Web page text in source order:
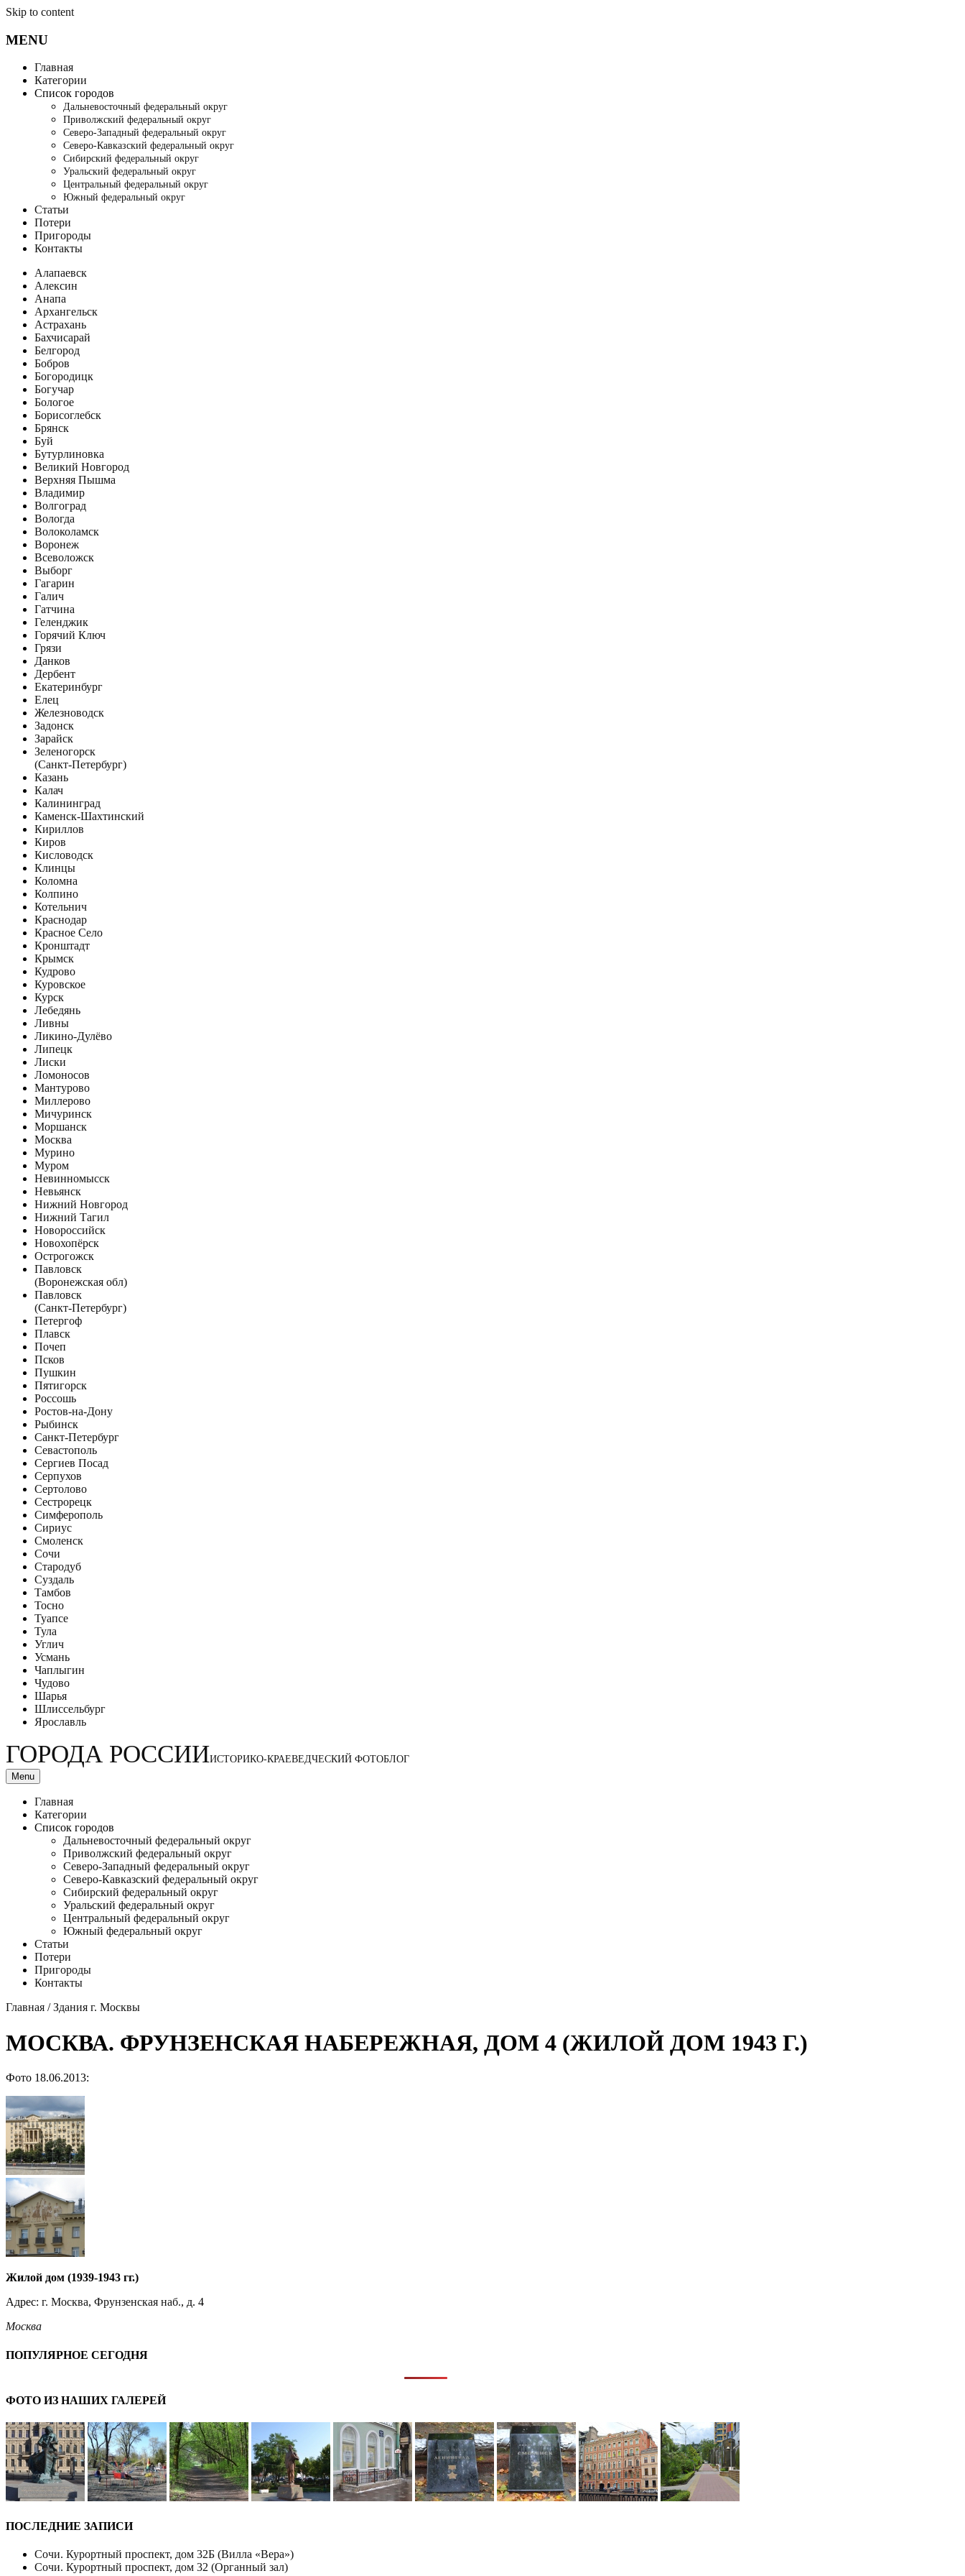
Skip to content
MENU
Главная
Категории
Список городов
Дальневосточный федеральный округ
Приволжский федеральный округ
Северо-Западный федеральный округ
Северо-Кавказский федеральный округ
Сибирский федеральный округ
Уральский федеральный округ
Центральный федеральный округ
Южный федеральный округ
Статьи
Потери
Пригороды
Контакты
Алапаевск
Алексин
Анапа
Архангельск
Астрахань
Бахчисарай
Белгород
Бобров
Богородицк
Богучар
Бологое
Борисоглебск
Брянск
Буй
Бутурлиновка
Великий Новгород
Верхняя Пышма
Владимир
Волгоград
Вологда
Волоколамск
Воронеж
Всеволожск
Выборг
Гагарин
Галич
Гатчина
Геленджик
Горячий Ключ
Грязи
Данков
Дербент
Екатеринбург
Елец
Железноводск
Задонск
Зарайск
Зеленогорск
(Санкт-Петербург)
Казань
Калач
Калининград
Каменск-Шахтинский
Кириллов
Киров
Кисловодск
Клинцы
Коломна
Колпино
Котельнич
Краснодар
Красное Село
Кронштадт
Крымск
Кудрово
Куровское
Курск
Лебедянь
Ливны
Ликино-Дулёво
Липецк
Лиски
Ломоносов
Мантурово
Миллерово
Мичуринск
Моршанск
Москва
Мурино
Муром
Невинномысск
Невьянск
Нижний Новгород
Нижний Тагил
Новороссийск
Новохопёрск
Острогожск
Павловск
(Воронежская обл)
Павловск
(Санкт-Петербург)
Петергоф
Плавск
Почеп
Псков
Пушкин
Пятигорск
Россошь
Ростов-на-Дону
Рыбинск
Санкт-Петербург
Севастополь
Сергиев Посад
Серпухов
Сертолово
Сестрорецк
Симферополь
Сириус
Смоленск
Сочи
Стародуб
Суздаль
Тамбов
Тосно
Туапсе
Тула
Углич
Усмань
Чаплыгин
Чудово
Шарья
Шлиссельбург
Ярославль
ГОРОДА РОССИИИСТОРИКО-КРАЕВЕДЧЕСКИЙ ФОТОБЛОГ
Menu
Главная
Категории
Список городов
Дальневосточный федеральный округ
Приволжский федеральный округ
Северо-Западный федеральный округ
Северо-Кавказский федеральный округ
Сибирский федеральный округ
Уральский федеральный округ
Центральный федеральный округ
Южный федеральный округ
Статьи
Потери
Пригороды
Контакты
Главная /Здания г. Москвы
МОСКВА. ФРУНЗЕНСКАЯ НАБЕРЕЖНАЯ, ДОМ 4 (ЖИЛОЙ ДОМ 1943 Г.)
Фото 18.06.2013:
Жилой дом (1939-1943 гг.)
Адрес: г. Москва, Фрунзенская наб., д. 4
Москва
ПОПУЛЯРНОЕ СЕГОДНЯ
ФОТО ИЗ НАШИХ ГАЛЕРЕЙ
ПОСЛЕДНИЕ ЗАПИСИ
Сочи. Курортный проспект, дом 32Б (Вилла «Вера»)
Сочи. Курортный проспект, дом 32 (Органный зал)